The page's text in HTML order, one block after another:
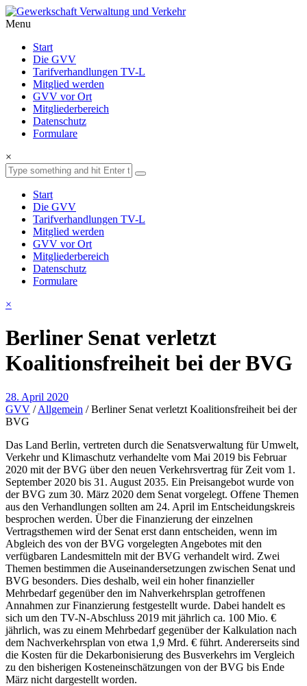
Menu
Start
Die GVV
Tarifverhandlungen TV-L
Mitglied werden
GVV vor Ort
Mitgliederbereich
Datenschutz
Formulare
×
Start
Die GVV
Tarifverhandlungen TV-L
Mitglied werden
GVV vor Ort
Mitgliederbereich
Datenschutz
Formulare
×
Berliner Senat verletzt
Koalitionsfreiheit bei der BVG
28. April 2020
GVV /Allgemein /Berliner Senat verletzt Koalitionsfreiheit bei der
BVG
Das Land Berlin, vertreten durch die Senatsverwaltung für Umwelt,
Verkehr und Klimaschutz verhandelte vom Mai 2019 bis Februar
2020 mit der BVG über den neuen Verkehrsvertrag für Zeit vom 1.
September 2020 bis 31. August 2035. Ein Preisangebot wurde von
der BVG zum 30. März 2020 dem Senat vorgelegt. Offene Themen
aus den Verhandlungen sollten am 24. April im Entscheidungskreis
besprochen werden. Über die Finanzierung der einzelnen
Vertragsthemen wird der Senat erst dann entscheiden, wenn im
Abgleich des von der BVG vorgelegten Angebotes mit den
verfügbaren Landesmitteln mit der BVG verhandelt wird. Zwei
Themen bestimmen die Auseinandersetzungen zwischen Senat und
BVG besonders. Dies deshalb, weil ein hoher finanzieller
Mehrbedarf gegenüber den im Nahverkehrsplan getroffenen
Annahmen zur Finanzierung festgestellt wurde. Dabei handelt es
sich um den TV-N-Abschluss 2019 mit jährlich ca. 100 Mio. €
jährlich, was zu einem Mehrbedarf gegenüber der Kalkulation nach
dem Nachverkehrsplan von etwa 1,9 Mrd. € führt. Andererseits sind
die Kosten für die Dekarbonisierung des Busverkehrs im Vergleich
zu den bisherigen Kosteneinschätzungen von der BVG bis Ende
März nicht dargestellt worden.